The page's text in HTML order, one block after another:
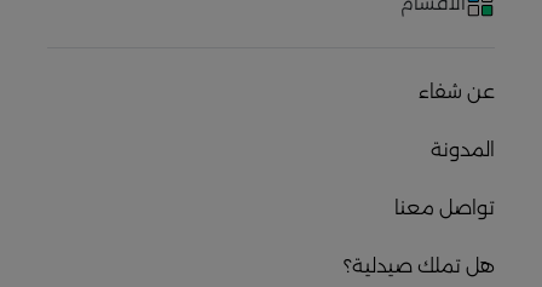
عن شفاء
المدونة
تواصل معنا
هل تملك صيدلية؟